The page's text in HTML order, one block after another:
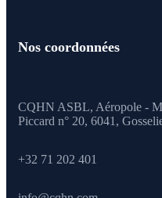
Nos coordonnées
CQHN ASBL, Aéropole -
Piccard n° 20, 6041,
+32 71 202 401